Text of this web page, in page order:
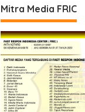
Mitra Media FRIC